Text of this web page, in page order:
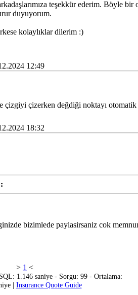
teşekkür ederim. Böyle bir
duyuyorum.
kolaylıklar dilerim :)
12:49
çizgiyi çizerken değdiği noktayı otomatik
18:32
bizimlede paylasirsaniz cok
> 1 <
1.146 saniye - Sorgu: 99 - Ortalama:
| Insurance Quote Guide